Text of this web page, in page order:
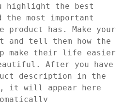
highlight the best
the most important
has. Make your
and tell them how the
make their life easier
After you have
description in the
it will appear here